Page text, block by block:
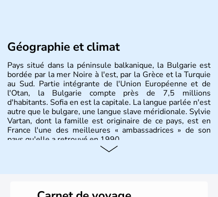
Géographie et climat
Pays situé dans la péninsule balkanique, la Bulgarie est
bordée par la mer Noire à l'est, par la Grèce et la Turquie
au Sud. Partie intégrante de l'Union Européenne et de
l'Otan, la Bulgarie compte près de 7,5 millions
d'habitants. Sofia en est la capitale. La langue parlée n'est
autre que le bulgare, une langue slave méridionale. Sylvie
Vartan, dont la famille est originaire de ce pays, est en
France l'une des meilleures « ambassadrices » de son
pays qu'elle a retrouvé en 1990.